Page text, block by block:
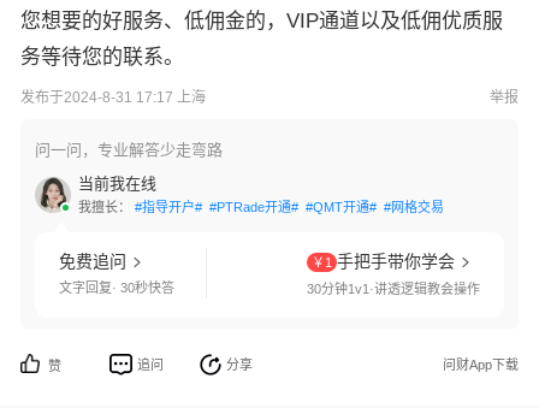
您想要的好服务、低佣金的，VIP通道以及低佣优质服
务等待您的联系。
发布于2024-8-31 17:17 上海 举报
问一问，专业解答少走弯路
当前我在线
我擅长： #指导开户# #PTRade开通# #QMT开通# #网格交易#
免费追问
文字回复· 30秒快答
￥1 手把手带你学会
30分钟1v1·讲透逻辑教会操作
赞 追问 分享 问财App下载